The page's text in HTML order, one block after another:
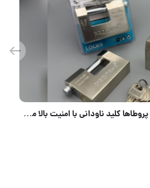
قفل کتابی 95 اتمی فولادی پروطاها کلید ناودانی با امنیت بالا مغزی کامل برنجیییی کیفیت عالی/دارای ضم هوالرزاق